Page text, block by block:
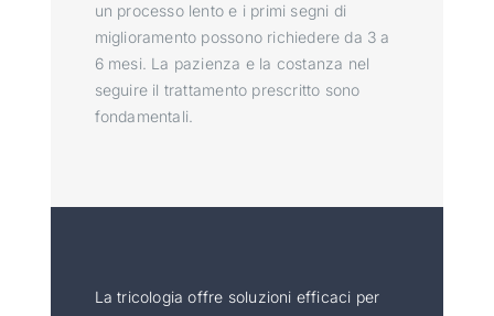
un processo lento e i primi segni di
miglioramento possono richiedere da 3 a
6 mesi. La pazienza e la costanza nel
seguire il trattamento prescritto sono
fondamentali.
La tricologia offre soluzioni efficaci per